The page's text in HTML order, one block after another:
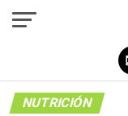
NUTRICIÓN